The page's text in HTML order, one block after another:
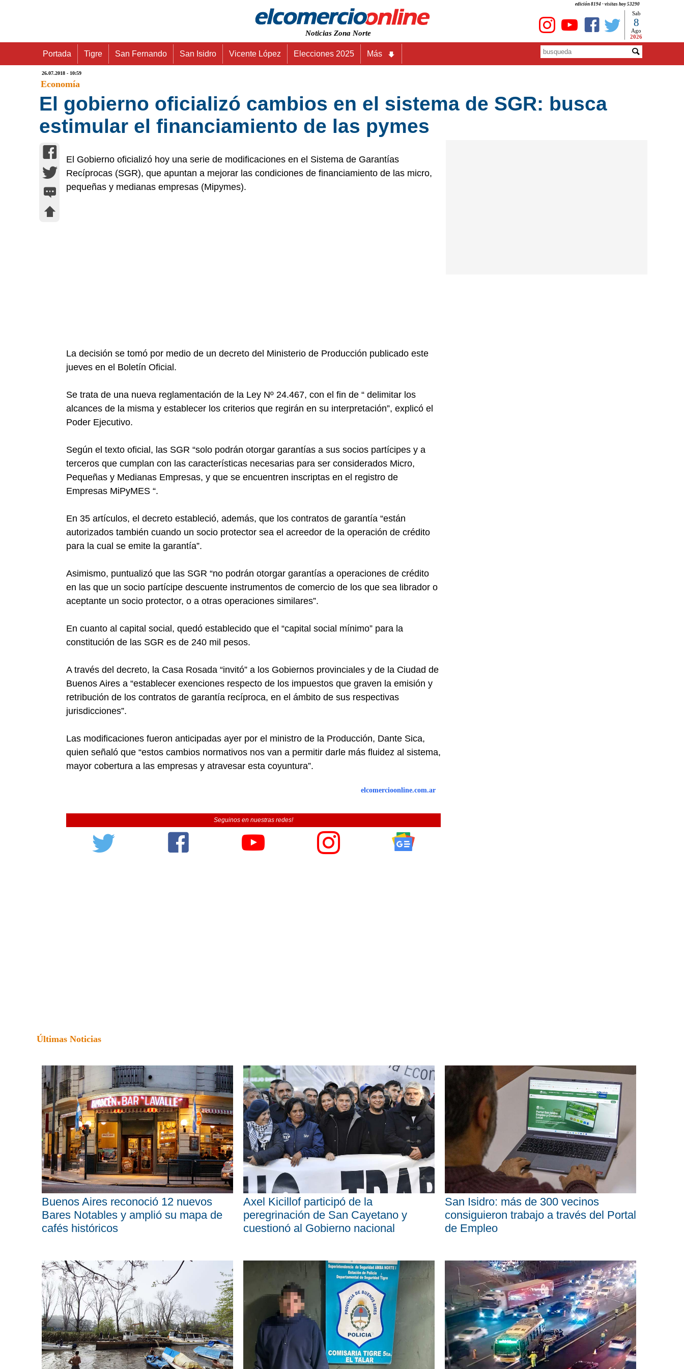
edición 8194 - visitas hoy 53290
Noticias Zona Norte
Sab
8
Ago
2026
Portada Tigre San Fernando San Isidro Vicente López Elecciones 2025 Más
26.07.2018 - 10:59
Economía
El gobierno oficializó cambios en el sistema de SGR: busca
estimular el financiamiento de las pymes
El Gobierno oficializó hoy una serie de modificaciones en el Sistema de Garantías
Recíprocas (SGR), que apuntan a mejorar las condiciones de financiamiento de las micro,
pequeñas y medianas empresas (Mipymes).
La decisión se tomó por medio de un decreto del Ministerio de Producción publicado este
jueves en el Boletín Oficial.
Se trata de una nueva reglamentación de la Ley Nº 24.467, con el fin de “ delimitar los
alcances de la misma y establecer los criterios que regirán en su interpretación”, explicó el
Poder Ejecutivo.
Según el texto oficial, las SGR “solo podrán otorgar garantías a sus socios partícipes y a
terceros que cumplan con las características necesarias para ser considerados Micro,
Pequeñas y Medianas Empresas, y que se encuentren inscriptas en el registro de
Empresas MiPyMES “.
En 35 artículos, el decreto estableció, además, que los contratos de garantía “están
autorizados también cuando un socio protector sea el acreedor de la operación de crédito
para la cual se emite la garantía”.
Asimismo, puntualizó que las SGR “no podrán otorgar garantías a operaciones de crédito
en las que un socio partícipe descuente instrumentos de comercio de los que sea librador o
aceptante un socio protector, o a otras operaciones similares”.
En cuanto al capital social, quedó establecido que el “capital social mínimo” para la
constitución de las SGR es de 240 mil pesos.
A través del decreto, la Casa Rosada “invitó” a los Gobiernos provinciales y de la Ciudad de
Buenos Aires a “establecer exenciones respecto de los impuestos que graven la emisión y
retribución de los contratos de garantía recíproca, en el ámbito de sus respectivas
jurisdicciones”.
Las modificaciones fueron anticipadas ayer por el ministro de la Producción, Dante Sica,
quien señaló que “estos cambios normativos nos van a permitir darle más fluidez al sistema,
mayor cobertura a las empresas y atravesar esta coyuntura”.
elcomercioonline.com.ar
Seguinos en nuestras redes!
Últimas Noticias
Buenos Aires reconoció 12 nuevos
Bares Notables y amplió su mapa de
cafés históricos
Axel Kicillof participó de la
peregrinación de San Cayetano y
cuestionó al Gobierno nacional
San Isidro: más de 300 vecinos
consiguieron trabajo a través del Portal
de Empleo